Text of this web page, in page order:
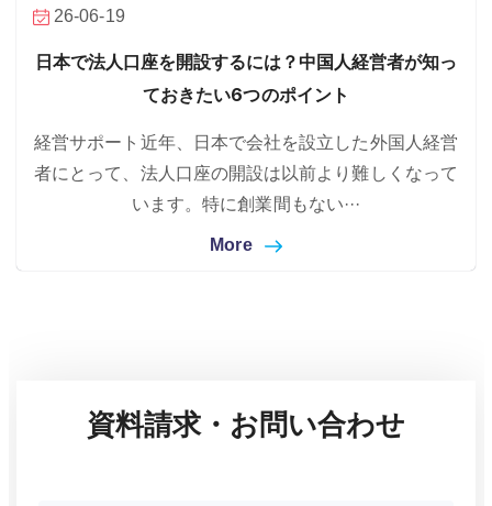
26-06-19
日本で法人口座を開設するには？中国人経営者が知っ
ておきたい6つのポイント
経営サポート近年、日本で会社を設立した外国人経営
者にとって、法人口座の開設は以前より難しくなって
います。特に創業間もない···
More
資料請求・お問い合わせ